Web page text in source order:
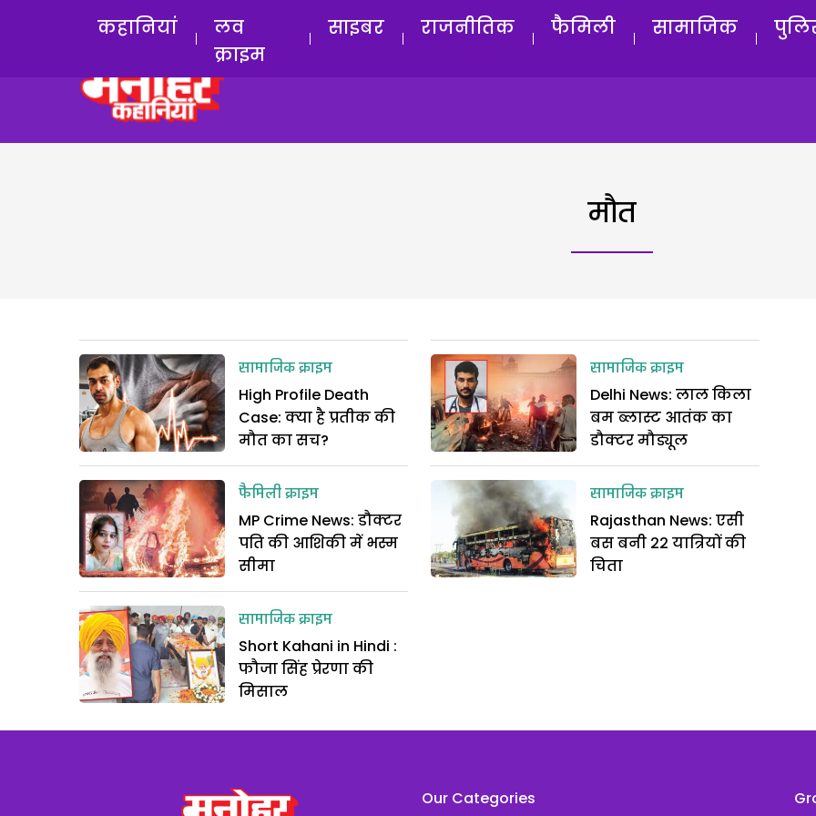
कहानियां
लव
क्राइम
साइबर राजनीतिक फैमिली सामाजिक
मौत
सामाजिक क्राइम
High Profile Death
Case: क्या है प्रतीक की
मौत का सच?
फैमिली क्राइम
MP Crime News: डौक्टर
पति की आशिकी में भस्म
सीमा
सामाजिक क्राइम
Delhi News: लाल किला
बम ब्लास्ट आतंक का
डौक्टर मौड्यूल
सामाजिक क्राइम
Rajasthan News: एसी
बस बनी 22 यात्रियों की
चिता
सामाजिक क्राइम
Short Kahani in Hindi :
फौजा सिंह प्रेरणा की
मिसाल
Our Categories